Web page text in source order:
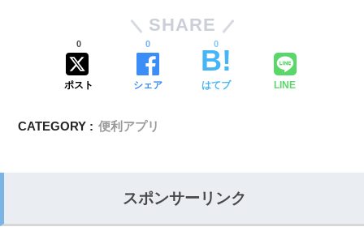
SHARE
ポスト
0
シェア
0
はてブ
0
LINE
CATEGORY : 便利アプリ
スポンサーリンク